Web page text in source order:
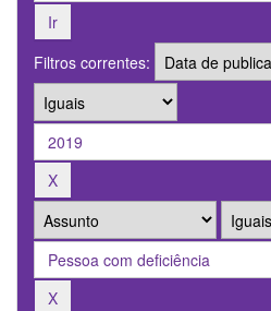
Filtros correntes: